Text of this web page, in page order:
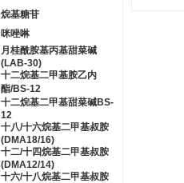
烷基糖苷
咪唑啉
月桂酰胺基丙基甜菜碱
(LAB-30)
十二烷基二甲基胺乙内
酯/BS-12
十二烷基二甲基甜菜碱BS-
12
十八/十六烷基二甲基叔胺
(DMA18/16)
十二/十四烷基二甲基叔胺
(DMA12/14)
十六/十八烷基二甲基叔胺